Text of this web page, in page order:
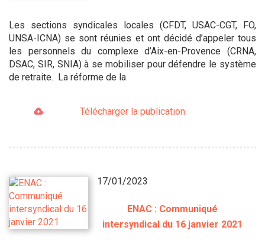
Les sections syndicales locales (CFDT, USAC-CGT, FO,
UNSA-ICNA) se sont réunies et ont décidé d’appeler tous
les personnels du complexe d’Aix-en-Provence (CRNA,
DSAC, SIR, SNIA) à se mobiliser pour défendre le système
de retraite. La réforme de la
Télécharger la publication
17/01/2023
ENAC : Communiqué
intersyndical du 16 janvier 2021